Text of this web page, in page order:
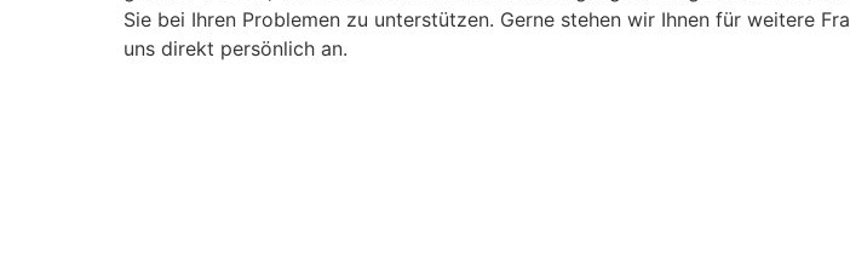
Sie bei Ihren Problemen zu unterstützen. Gerne stehen wir Ihnen für weitere
uns direkt persönlich an.